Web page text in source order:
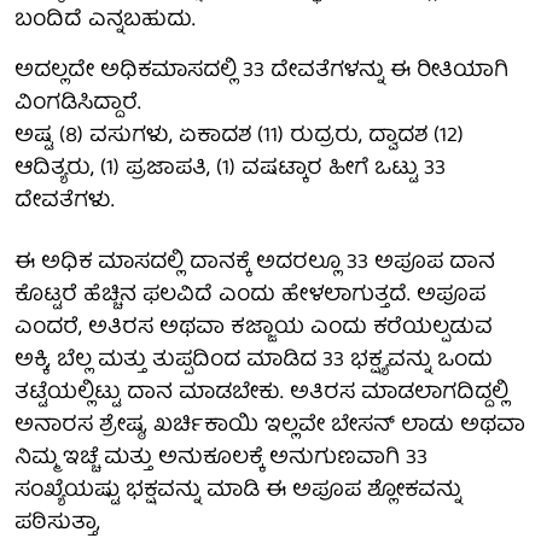
ಬಂದಿದೆ ಎನ್ನಬಹುದು.
ಅದಲ್ಲದೇ ಅಧಿಕಮಾಸದಲ್ಲಿ 33 ದೇವತೆಗಳನ್ನು ಈ ರೀತಿಯಾಗಿ
ವಿಂಗಡಿಸಿದ್ದಾರೆ.
ಅಷ್ಟ (8) ವಸುಗಳು, ಏಕಾದಶ (11) ರುದ್ರರು, ದ್ವಾದಶ (12)
ಆದಿತ್ಯರು, (1) ಪ್ರಜಾಪತಿ, (1) ವಷಟ್ಕಾರ ಹೀಗೆ ಒಟ್ಟು 33
ದೇವತೆಗಳು.
ಈ ಅಧಿಕ ಮಾಸದಲ್ಲಿ ದಾನಕ್ಕೆ ಅದರಲ್ಲೂ 33 ಅಪೂಪ ದಾನ
ಕೊಟ್ಟರೆ ಹೆಚ್ಚಿನ ಫಲವಿದೆ ಎಂದು ಹೇಳಲಾಗುತ್ತದೆ. ಅಪೂಪ
ಎಂದರೆ, ಅತಿರಸ ಅಥವಾ ಕಜ್ಜಾಯ ಎಂದು ಕರೆಯಲ್ಪಡುವ
ಅಕ್ಕಿ, ಬೆಲ್ಲ ಮತ್ತು ತುಪ್ಪದಿಂದ ಮಾಡಿದ 33 ಭಕ್ಷ್ಯವನ್ನು ಒಂದು
ತಟ್ಟೆಯಲ್ಲಿಟ್ಟು ದಾನ ಮಾಡಬೇಕು. ಅತಿರಸ ಮಾಡಲಾಗದಿದ್ದಲ್ಲಿ
ಅನಾರಸ ಶ್ರೇಷ್ಠ, ಖರ್ಚಿಕಾಯಿ ಇಲ್ಲವೇ ಬೇಸನ್ ಲಾಡು ಅಥವಾ
ನಿಮ್ಮ ಇಚ್ಚೆ ಮತ್ತು ಅನುಕೂಲಕ್ಕೆ ಅನುಗುಣವಾಗಿ 33
ಸಂಖ್ಯೆಯಷ್ಟು ಭಕ್ಷವನ್ನು ಮಾಡಿ ಈ ಅಪೂಪ ಶ್ಲೋಕವನ್ನು
ಪಠಿಸುತ್ತಾ,